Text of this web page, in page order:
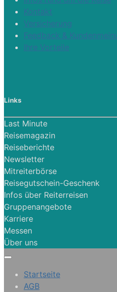
Kontakt
Versicherung
Feedback &
Ihre Vorteile
Links
Last Minute
Reisemagazin
Reiseberichte
Newsletter
Mitreiterbörse
Reisegutschein-Geschenk
Infos über Reiterreisen
Gruppenangebote
Karriere
Messen
Über uns
Startseite
AGB